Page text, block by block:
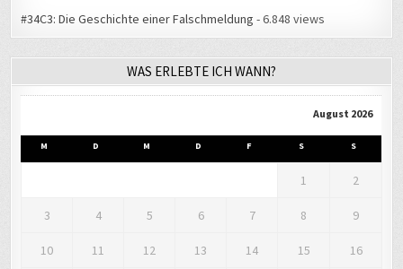
#34C3: Die Geschichte einer Falschmeldung - 6.848 views
WAS ERLEBTE ICH WANN?
August 2026
M D M D F S S
1 2
3 4 5 6 7 8 9
10 11 12 13 14 15 16